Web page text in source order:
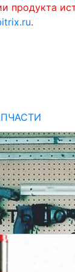
продукта
.